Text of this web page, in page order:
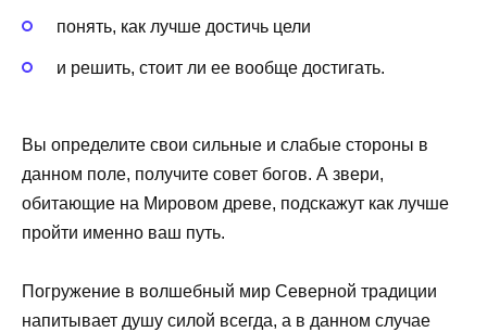
понять, как лучше достичь цели
и решить, стоит ли ее вообще достигать.
Вы определите свои сильные и слабые стороны в
данном поле, получите совет богов. А звери,
обитающие на Мировом древе, подскажут как лучше
пройти именно ваш путь.
Погружение в волшебный мир Северной традиции
напитывает душу силой всегда, а в данном случае